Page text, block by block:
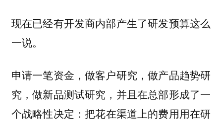
现在已经有开发商内部产生了研发预算这么
一说。
申请一笔资金，做客户研究，做产品趋势研
究，做新品测试研究，并且在总部形成了一
个战略性决定：把花在渠道上的费用用在研